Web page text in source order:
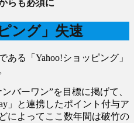
らも必須に
ング」失速
る「Yahoo!ショッピング」
バーワン”を目標に掲げて、
」と連携したポイント付与ア
によってここ数年間は破竹の